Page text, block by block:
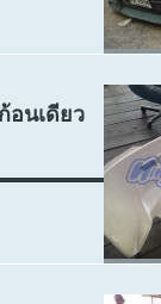
อนเดียว